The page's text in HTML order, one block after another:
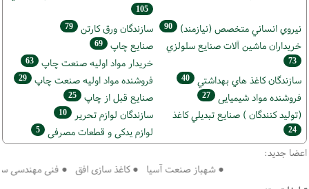
105
نيروي انساني متخصص (نیازمند) 90 سازندگان ورق كارتن 79
خریداران ماشين آلات صنايع سلولزي
73
صنايع چاپ 69
خريدار مواد اوليه صنعت چاپ 63
سازندگان كاغذ هاي بهداشتي 40 فروشنده مواد اوليه صنعت چاپ 29
فروشنده مواد شیمیایی 27 صنايع قبل از چاپ 25
(تولید كنندگان ) صنايع تبديلي كاغذ
24
سازندگان لوازم تحریر 10
لوازم یدکی و قطعات مصرفی 5
اعضا جدید:
● شهباز صنعت آسیا ● کاغذ سازی افق ● فنی مهندسی